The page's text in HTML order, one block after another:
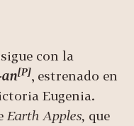
con la
[P], estrenado en
Eugenia.
Earth Apples, que